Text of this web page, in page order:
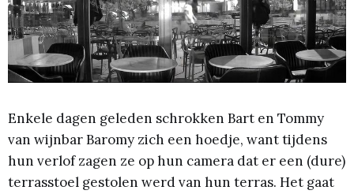
Enkele dagen geleden schrokken Bart en Tommy
van wijnbar Baromy zich een hoedje, want tijdens
hun verlof zagen ze op hun camera dat er een (dure)
terrasstoel gestolen werd van hun terras. Het gaat